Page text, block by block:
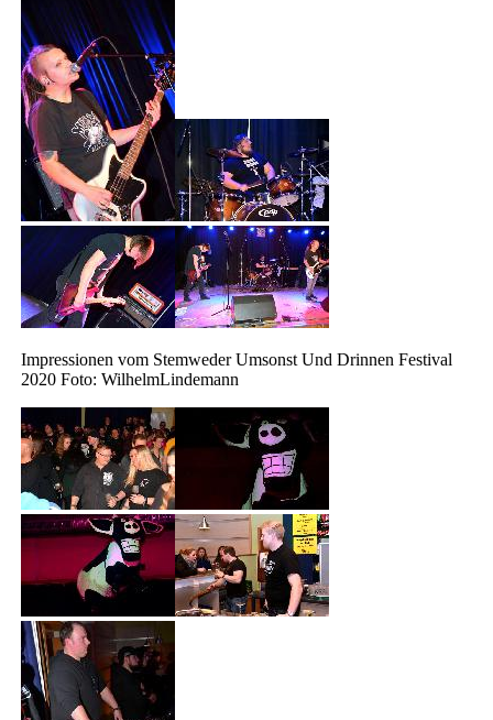
Impressionen vom Stemweder Umsonst Und Drinnen Festival
2020 Foto: WilhelmLindemann